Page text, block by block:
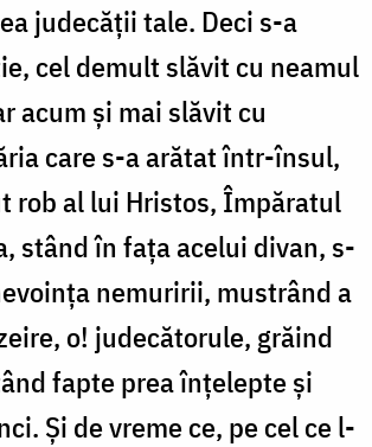
judecăţii tale. Deci s-a
cel demult slăvit cu neamul
acum şi mai slăvit cu
care s-a arătat într-însul,
rob al lui Hristos, Împăratul
stând în faţa acelui divan, s-
nemuririi, mustrând a
o! judecătorule, grăind
fapte prea înţelepte şi
Şi de vreme ce, pe cel ce l-